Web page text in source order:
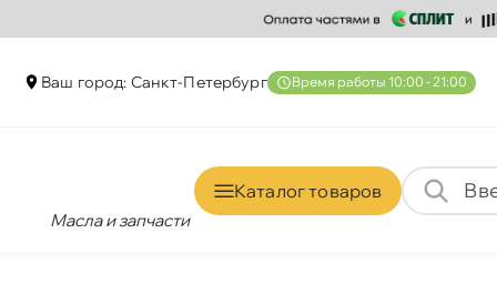
аш город: Санкт-Петербур ремя работы 10:00 - 21:00
Масла и запчасти
Каталог товаро